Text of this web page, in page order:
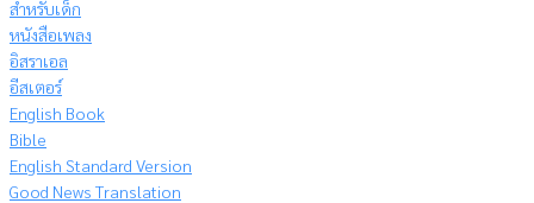
สำหรับเด็ก
หนังสือเพลง
อิสราเอล
อีสเตอร์
English Book
Bible
English Standard Version
Good News Translation